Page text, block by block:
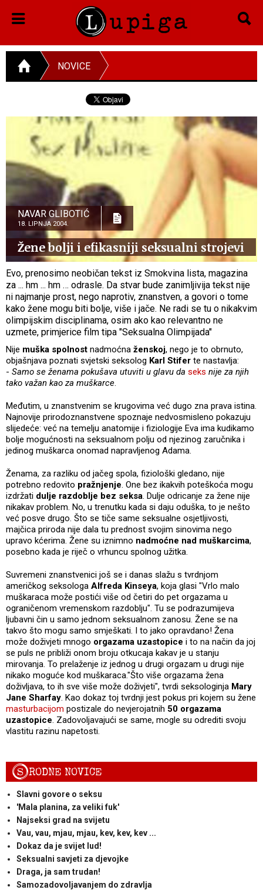
NOVICE
NAVAR GLIBOTIĆ
18. LIPNJA 2004.
Žene bolji i efikasniji seksualni strojevi
Evo, prenosimo neobičan tekst iz Smokvina lista, magazina
za ... hm ... hm … odrasle. Da stvar bude zanimljivija tekst nije
ni najmanje prost, nego naprotiv, znanstven, a govori o tome
kako žene mogu biti bolje, više i jače. Ne radi se tu o nikakvim
olimpijskim disciplinama, osim ako kao relevantno ne
uzmete, primjerice film tipa "Seksualna Olimpijada"
Nije muška spolnost nadmoćna ženskoj, nego je to obrnuto,
objašnjava poznati svjetski seksolog Karl Stifer te nastavlja:
- Samo se ženama pokušava utuviti u glavu da seks nije za njih
tako važan kao za muškarce.
Međutim, u znanstvenim se krugovima već dugo zna prava istina.
Najnovije prirodoznanstvene spoznaje nedvosmisleno pokazuju
slijedeće: već na temelju anatomije i fiziologije Eva ima kudikamo
bolje mogućnosti na seksualnom polju od njezinog zaručnika i
jedinog muškarca onomad napravljenog Adama.
Ženama, za razliku od jačeg spola, fiziološki gledano, nije
potrebno redovito pražnjenje. One bez ikakvih poteškoća mogu
izdržati dulje razdoblje bez seksa. Dulje odricanje za žene nije
nikakav problem. No, u trenutku kada si daju oduška, to je nešto
već posve drugo. Što se tiče same seksualne osjetljivosti,
majčica priroda nije dala tu prednost svojim sinovima nego
upravo kćerima. Žene su iznimno nadmoćne nad muškarcima,
posebno kada je riječ o vrhuncu spolnog užitka.
Suvremeni znanstvenici još se i danas slažu s tvrdnjom
američkog seksologa Alfreda Kinseya, koja glasi "Vrlo malo
muškaraca može postići više od četiri do pet orgazama u
ograničenom vremenskom razdoblju". Tu se podrazumijeva
ljubavni čin u samo jednom seksualnom zanosu. Žene se na
takvo što mogu samo smješkati. I to jako opravdano! Žena
može doživjeti mnogo orgazama uzastopice i to na način da joj
se puls ne približi onom broju otkucaja kakav je u stanju
mirovanja. To prelaženje iz jednog u drugi orgazam u drugi nije
nikako moguće kod muškaraca."Što više orgazama žena
doživljava, to ih sve više može doživjeti", tvrdi seksologinja Mary
Jane Sharfay. Kao dokaz toj tvrdnji jest pokus pri kojem su žene
masturbacijom postizale do nevjerojatnih 50 orgazama
uzastopice. Zadovoljavajući se same, mogle su odrediti svoju
vlastitu razinu napetosti.
SRODNE NOVICE
Slavni govore o seksu
'Mala planina, za veliki fuk'
Najseksi grad na svijetu
Vau, vau, mjau, mjau, kev, kev, kev ...
Dokaz da je svijet lud!
Seksualni savjeti za djevojke
Draga, ja sam trudan!
Samozadovoljavanjem do zdravlja